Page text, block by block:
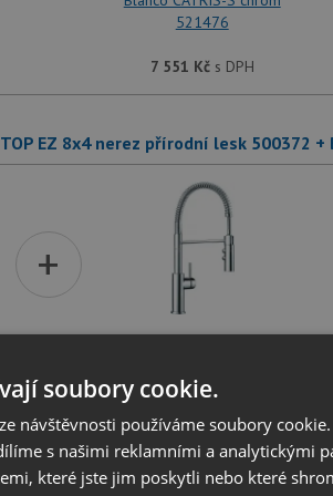
521476
7 551 Kčs DPH
EZ 8x4 nerez přírodní lesk 500372 +
+
521476
7 551 Kčs DPH
soubory cookie.
návštěvnosti používáme soubory
s našimi reklamními a analytickými
které jste jim poskytli nebo které